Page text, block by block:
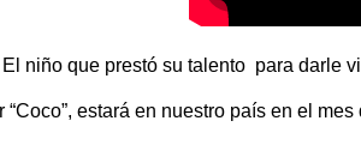
El niño que prestó su talento para darle
“Coco”, estará en nuestro país en el